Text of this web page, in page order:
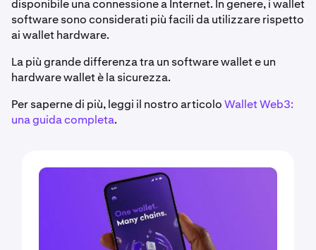
disponibile una connessione a Internet. In genere, i wallet
software sono considerati più facili da utilizzare rispetto
ai wallet hardware.
La più grande differenza tra un software wallet e un
hardware wallet è la sicurezza.
Per saperne di più, leggi il nostro articoloWallet Web3:
una guida completa.